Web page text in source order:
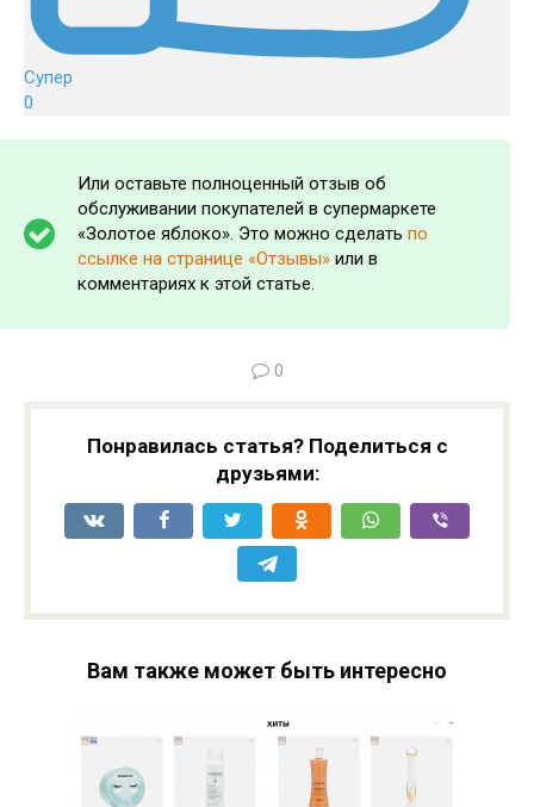
Супер
0
Или оставьте полноценный отзыв об
обслуживании покупателей в супермаркете
«Золотое яблоко». Это можно сделать по
ссылке на странице «Отзывы» или в
комментариях к этой статье.
0
Понравилась статья? Поделиться с
друзьями:
Вам также может быть интересно